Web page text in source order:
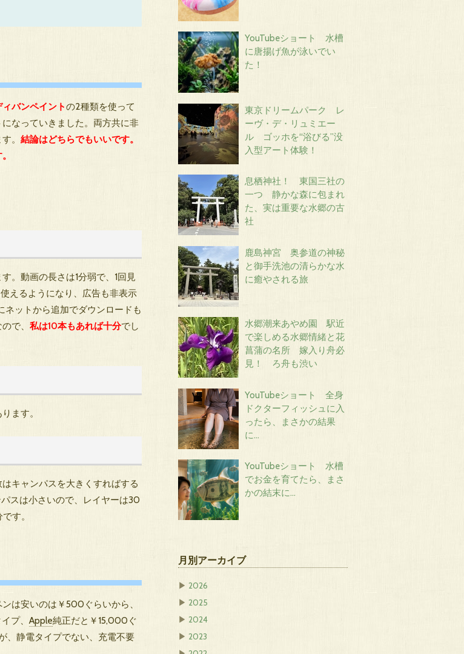
ィバンペイントの2種類を使って
なっていきました。両方共に非
。 結論はどちらでもいいです。
。動画の長さは1分弱で、1回見
えるようになり、広告も非表示
ネットから追加でダウンロードも
で、 私は10本もあれば十分でし
ます。
キャンパスを大きくすればする
スは小さいので、レイヤーは30
す。
ンは安いのは￥500ぐらいから、
プ、 Apple純正だと￥15,000ぐ
、静電タイプでない、充電不要
YouTubeショート 水槽
に唐揚げ魚が泳いでい
た！
東京ドリームパーク レ
ーヴ・デ・リュミエー
ル ゴッホを“浴びる”没
入型アート体験！
息栖神社！ 東国三社の
一つ 静かな森に包まれ
た、実は重要な水郷の古
社
鹿島神宮 奥参道の神秘
と御手洗池の清らかな水
に癒やされる旅
水郷潮来あやめ園 駅近
で楽しめる水郷情緒と花
菖蒲の名所 嫁入り舟必
見！ ろ舟も渋い
YouTubeショート 全身
ドクターフィッシュに入
ったら、まさかの結果
に…
YouTubeショート 水槽
でお金を育てたら、まさ
かの結末に…
月別アーカイブ
▶ 2026
▶ 2025
▶ 2024
▶ 2023